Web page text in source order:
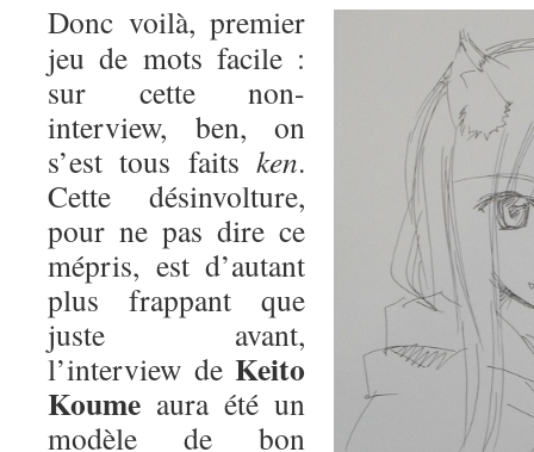
Donc voilà, premier
jeu de mots facile :
sur cette non-
interview, ben, on
s’est tous faits ken.
Cette désinvolture,
pour ne pas dire ce
mépris, est d’autant
plus frappant que
juste avant,
l’interview deKeito
Koume aura été un
modèle de bon